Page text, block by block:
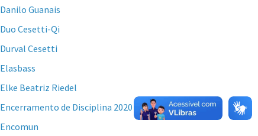
Danilo Guanais
Duo Cesetti-Qi
Durval Cesetti
Elasbass
Elke Beatriz Riedel
Encerramento de Disciplina 2020
Encomun